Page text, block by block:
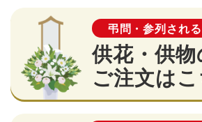
弔問・参列され
供花・供物
ご注文は